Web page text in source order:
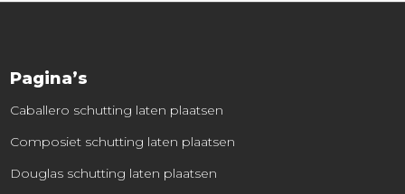
Pagina’s
Caballero schutting laten plaatsen
Composiet schutting laten plaatsen
Douglas schutting laten plaatsen